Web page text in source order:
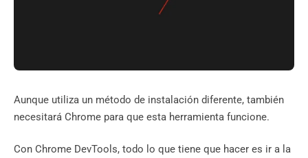
Aunque utiliza un método de instalación diferente, también
necesitará Chrome para que esta herramienta funcione.
Con Chrome DevTools, todo lo que tiene que hacer es ir a la